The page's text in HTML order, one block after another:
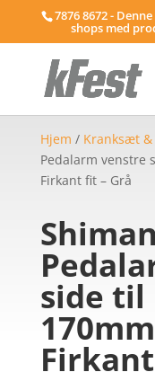
7876 8672 -
shops med
Hjem / Kranksæt
Pedalarm venstre
Firkant fit – Grå
side til